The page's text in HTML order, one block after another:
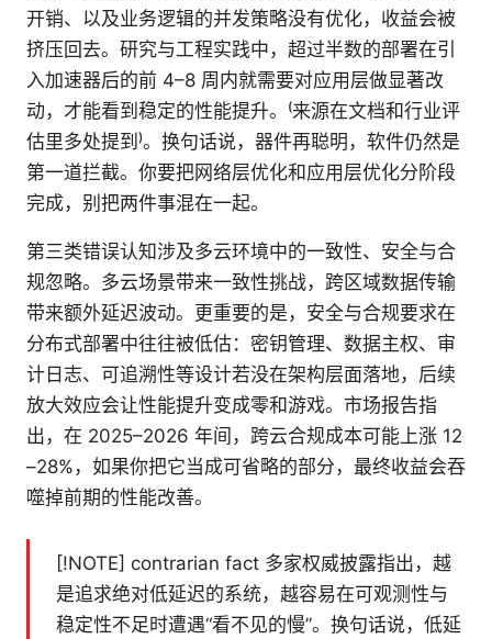
开销、以及业务逻辑的并发策略没有优化，收益会被
挤压回去。研究与工程实践中，超过半数的部署在引
入加速器后的前 4–8 周内就需要对应用层做显著改
动，才能看到稳定的性能提升。⁽来源在文档和行业评
估里多处提到⁾。换句话说，器件再聪明，软件仍然是
第一道拦截。你要把网络层优化和应用层优化分阶段
完成，别把两件事混在一起。
第三类错误认知涉及多云环境中的一致性、安全与合
规忽略。多云场景带来一致性挑战，跨区域数据传输
带来额外延迟波动。更重要的是，安全与合规要求在
分布式部署中往往被低估：密钥管理、数据主权、审
计日志、可追溯性等设计若没在架构层面落地，后续
放大效应会让性能提升变成零和游戏。市场报告指
出，在 2025–2026 年间，跨云合规成本可能上涨 12
–28%，如果你把它当成可省略的部分，最终收益会吞
噬掉前期的性能改善。
[!NOTE] contrarian fact 多家权威披露指出，越
是追求绝对低延迟的系统，越容易在可观测性与
稳定性不足时遭遇“看不见的慢”。换句话说，低延